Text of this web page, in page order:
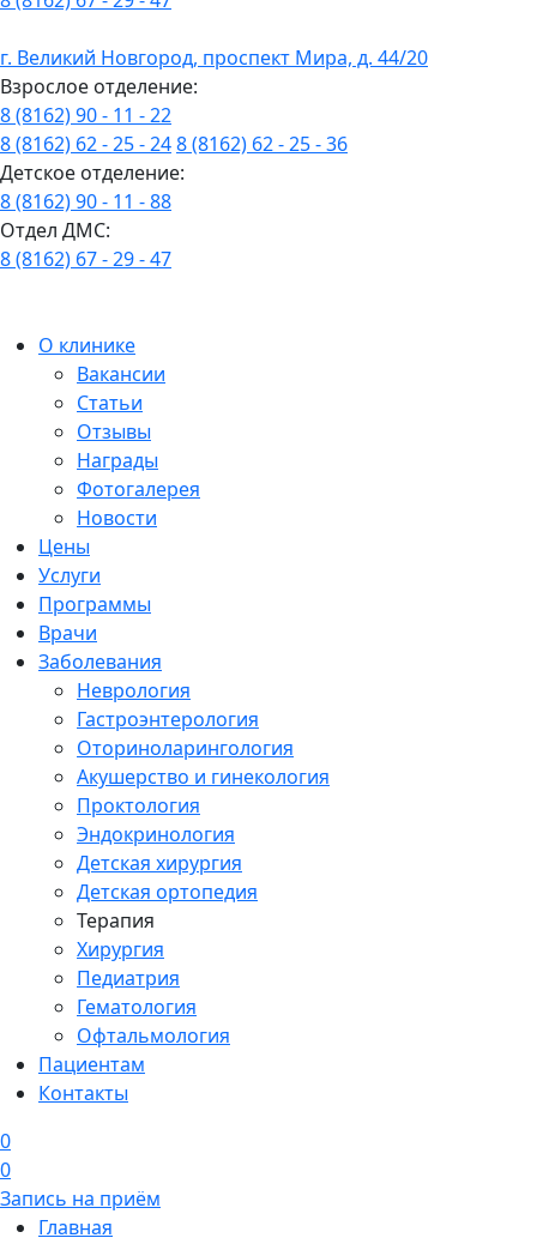
г. Великий Новгород, проспект Мира, д. 44/20
Взрослое отделение:
8 (8162) 90 - 11 - 22
8 (8162) 62 - 25 - 248 (8162) 62 - 25 - 36
Детское отделение:
8 (8162) 90 - 11 - 88
Отдел ДМС:
8 (8162) 67 - 29 - 47
О клинике
Вакансии
Статьи
Отзывы
Награды
Фотогалерея
Новости
Цены
Услуги
Программы
Врачи
Заболевания
Неврология
Гастроэнтерология
Оториноларингология
Акушерство и гинекология
Проктология
Эндокринология
Детская хирургия
Детская ортопедия
Терапия
Хирургия
Педиатрия
Гематология
Офтальмология
Пациентам
Контакты
0
0
Запись на приём
Главная